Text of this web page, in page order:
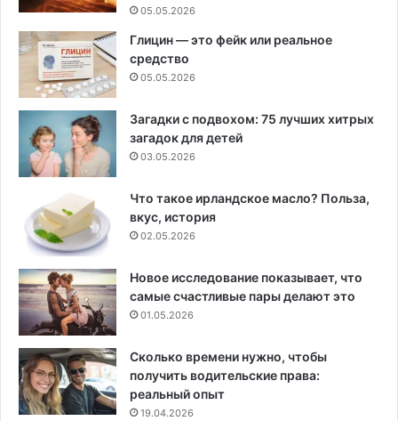
05.05.2026
Глицин — это фейк или реальное
средство
05.05.2026
Загадки с подвохом: 75 лучших хитрых
загадок для детей
03.05.2026
Что такое ирландское масло? Польза,
вкус, история
02.05.2026
Новое исследование показывает, что
самые счастливые пары делают это
01.05.2026
Сколько времени нужно, чтобы
получить водительские права:
реальный опыт
19.04.2026